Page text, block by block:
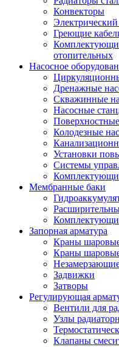
Конвекторы
Греющие
отопительных
Насосное
Дренажные
Скважинные
Насосные
Колодезные
Установки
Системы
Мембранные баки
Запорная арматура
Краны
Краны шаровые
Задвижки
Затворы
Регулирующая
Вентили для
Узлы
Клапаны